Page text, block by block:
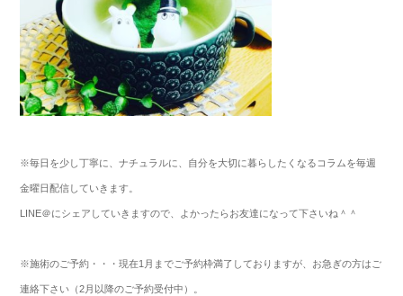
※毎日を少し丁寧に、ナチュラルに、自分を大切に暮らしたくなるコラムを毎週
金曜日配信していきます。
LINE＠にシェアしていきますので、よかったらお友達になって下さいね＾＾
※施術のご予約・・・現在1月までご予約枠満了しておりますが、お急ぎの方はご
連絡下さい（2月以降のご予約受付中）。